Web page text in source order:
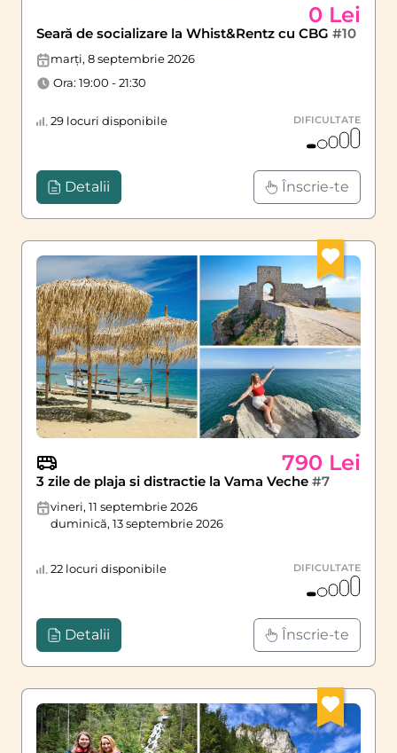
0 Lei
Seară de socializare la Whist&Rentz cu CBG #10
marți, 8 septembrie 2026
Ora: 19:00 - 21:30
29 locuri disponibile DIFICULTATE
Detalii Înscrie-te
790 Lei
3 zile de plaja si distractie la Vama Veche #7
vineri, 11 septembrie 2026
duminică, 13 septembrie 2026
22 locuri disponibile DIFICULTATE
Detalii Înscrie-te